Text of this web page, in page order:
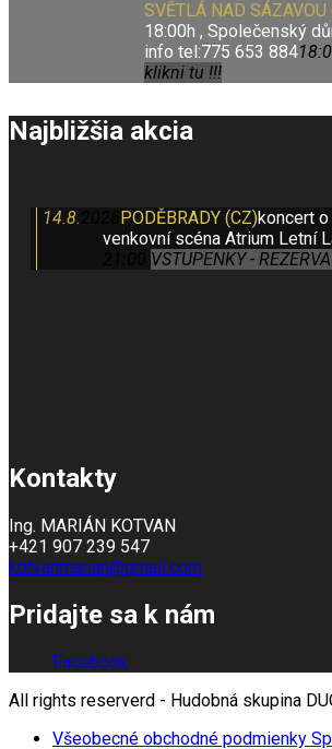
SVĚTLÁ NAD SÁZAVOU
18:00h , Společenský
info tel:775 653 884
klikni tu !!!
Najbližšia akcia
14.8. PODĚBRADY (CZ)koncert o
venkovní scéna Atrium Letní
VSTUPENKY -
Kontakty
Ing. MARIÁN KOTVAN
+421 907 239 547
kotvanmarian@gmail.com
Pridajte sa k nám
Facebook
All rights reserverd - Hudobná skupina
Všeobecné obchodné podmienky